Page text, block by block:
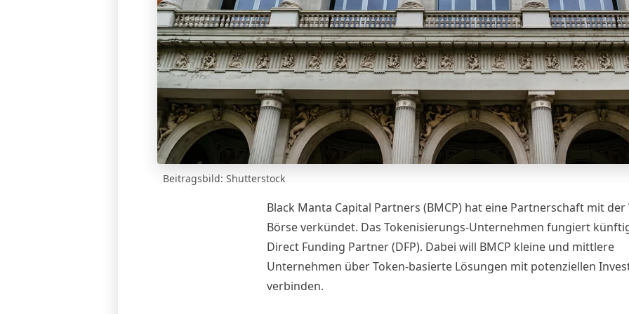
Beitragsbild: Shutterstock
Black Manta Capital Partners (BMCP) hat eine Partnerschaft mit der
Börseverkündet. Das Tokenisierungs-Unternehmen fungiert
Direct Funding Partner (DFP). Dabei will BMCP kleine und mittlere
Unternehmen über Token-basierte Lösungen mit potenziellen
verbinden.